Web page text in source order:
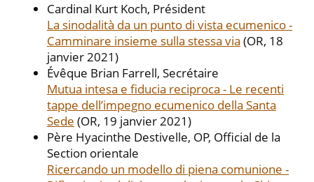
Cardinal Kurt Koch, Président
La sinodalità da un punto di vista ecumenico -
Camminare insieme sulla stessa via (OR, 18
janvier 2021)
Évêque Brian Farrell, Secrétaire
Mutua intesa e fiducia reciproca - Le recenti
tappe dell’impegno ecumenico della Santa
Sede (OR, 19 janvier 2021)
Père Hyacinthe Destivelle, OP, Official de la
Section orientale
Ricercando un modello di piena comunione -